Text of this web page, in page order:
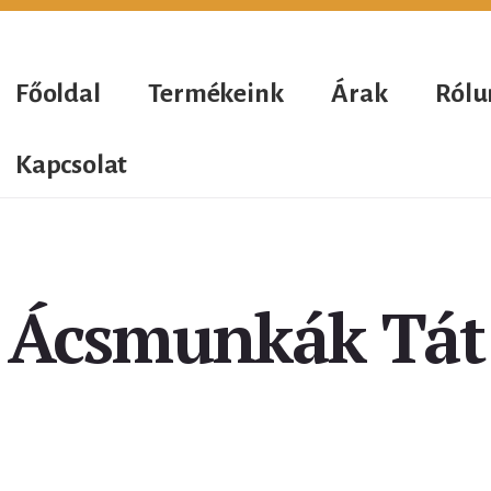
Főoldal Termékeink Árak
Kapcsolat
Ácsmunkák Tát